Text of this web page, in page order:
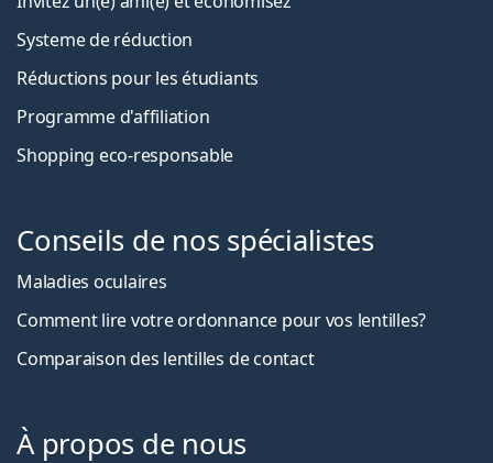
Systeme de réduction
Réductions pour les étudiants
Programme d'affiliation
Shopping eco-responsable
Conseils de nos spécialistes
Maladies oculaires
Comment lire votre ordonnance pour vos lentilles?
Comparaison des lentilles de contact
À propos de nous